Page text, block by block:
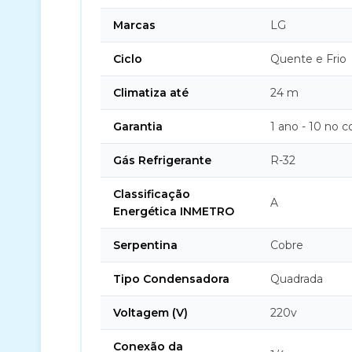
Marcas LG
Ciclo Quente e Frio
Climatiza até 24 m
Garantia 1 ano - 10 no
Gás Refrigerante R-32
Classificação
Energética INMETRO
A
Serpentina Cobre
Tipo Condensadora Quadrada
Voltagem (V) 220v
Conexão da